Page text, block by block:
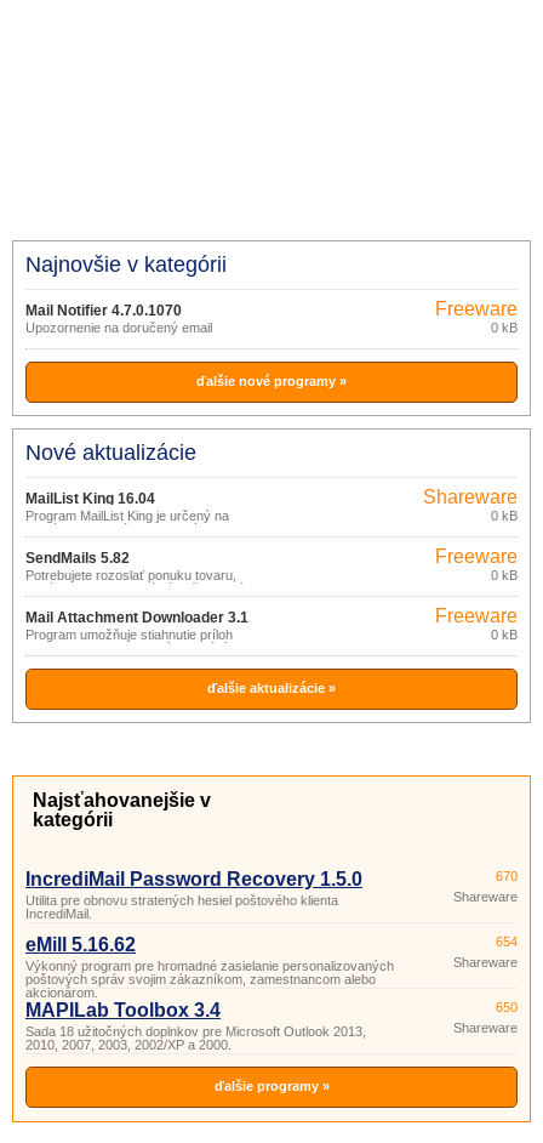
Najnovšie v kategórii
Mail Notifier 4.7.0.1070
Upozornenie na doručený email
Freeware
0 kB
ďalšie nové programy »
Nové aktualizácie
MailList King 16.04
Program MailList King je určený na
vytváranie a správu emailových
konferencií (mailing lists).
Shareware
0 kB
SendMails 5.82
Potrebujete rozoslať ponuku tovaru,
oznámenie o aktualizáciách či zmenách?
Potrebujete zaslať správu na viac
emailových adries? Nechcete aby každý
príjemca videl adresy ostatných
spolupríjemcov? Nechcete sa spoliehať
na jednoduché vloženie zoznamu
príjemcov do kópie (skryté)? Program
Freeware
0 kB
Mail Attachment Downloader 3.1
Program umožňuje stiahnutie príloh
emailov podľa nastavených kritérií, bez
nutnosti stiahnutia a otvorenia samotnej
emailovej správy.
Freeware
(pro
nekomerční
účely)
0 kB
ďalšie aktualizácie »
Najsťahovanejšie v
kategórii
IncrediMail Password Recovery 1.5.0
Utilita pre obnovu stratených hesiel poštového klienta
IncrediMail.
670
Shareware
eMill 5.16.62
Výkonný program pre hromadné zasielanie personalizovaných
poštových správ svojim zákazníkom, zamestnancom alebo
akcionárom.
654
Shareware
MAPILab Toolbox 3.4
Sada 18 užitočných doplnkov pre Microsoft Outlook 2013,
2010, 2007, 2003, 2002/XP a 2000.
650
Shareware
ďalšie programy »